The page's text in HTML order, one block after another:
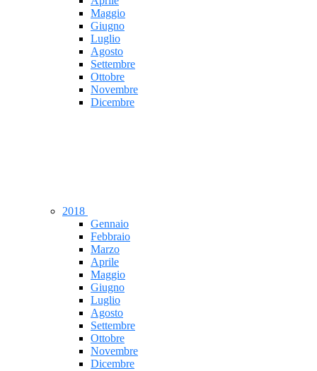
Maggio
Giugno
Luglio
Agosto
Settembre
Ottobre
Novembre
Dicembre
2018
Gennaio
Febbraio
Marzo
Aprile
Maggio
Giugno
Luglio
Agosto
Settembre
Ottobre
Novembre
Dicembre